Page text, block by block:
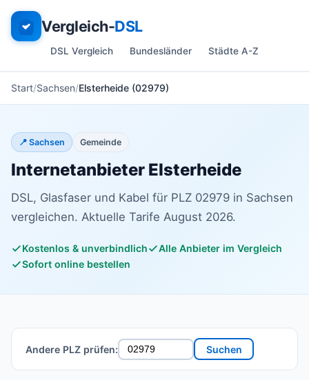
Vergleich-DSL
DSL Vergleich Bundesländer Städte A-Z
Start Sachsen Elsterheide (02979)
📍 Sachsen Gemeinde
Internetanbieter Elsterheide
DSL, Glasfaser und Kabel für PLZ 02979 in Sachsen
vergleichen. Aktuelle Tarife August 2026.
Kostenlos & unverbindlich
Alle Anbieter im Vergleich
Sofort online bestellen
Andere PLZ prüfen: Suchen